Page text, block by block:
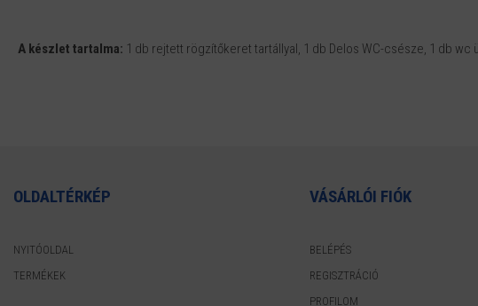
A készlet tartalma: 1 db rejtett rögzítőkeret tartállyal, 1 db Delos WC-csésze, 1 db
OLDALTÉRKÉP
NYITÓOLDAL
TERMÉKEK
VÁSÁRLÓI FIÓK
BELÉPÉS
REGISZTRÁCIÓ
PROFILOM